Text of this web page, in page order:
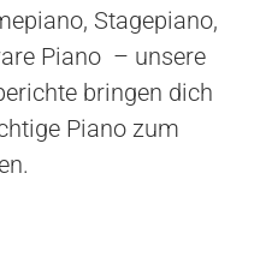
Stagepiano,
Piano – unsere
bringen dich
Piano zum